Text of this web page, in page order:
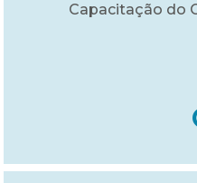
Capacitação do